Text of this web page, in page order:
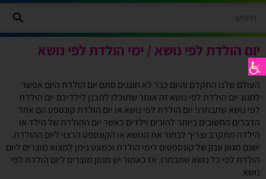
יום הולדת לפי נושא / ימי הולדת לפי נושא
העולם שלנו התקדם והיום כבר לא חוגגים סתם יום הולדת היום אפשר
לחגוג יום הולדת לפי נושא זה אומר שתוכלו לתכנן לילדיכם יום הולדת
לפי נושא שתבחרו! יום הולדת לפי נושא או יום הולדת קונספט הם אחד
הדברים החשובים ביותר להורים וילדים כאשר יום ההולדת של הילד או
הילדה מתקרב וצריך לבחור את הנושא או הקונספט הרצוי ליום ההולדת.
ישנם מגוון ענק של קונספטים לימי הולדת וכמעט ניתן למצוא מוצרים ליום
הולדת לפי כל נושא שתבחרו. אז כאמור יש מגוון מוצרים ליום הולדת לפי
נושא